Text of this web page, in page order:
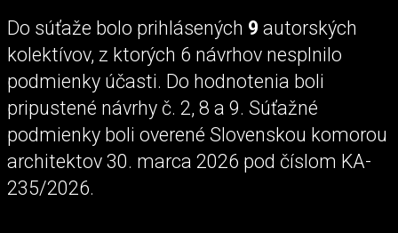
Do súťaže bolo prihlásených 9 autorských
kolektívov, z ktorých 6 návrhov nesplnilo
podmienky účasti. Do hodnotenia boli
pripustené návrhy č. 2, 8 a 9. Súťažné
podmienky boli overené Slovenskou komorou
architektov 30. marca 2026 pod číslom KA-
235/2026.